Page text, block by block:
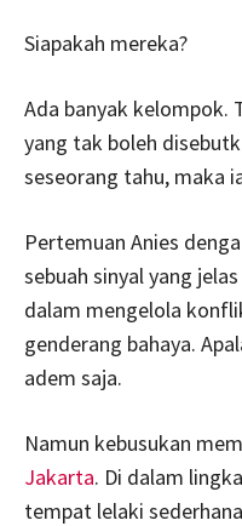
Siapakah mereka?
Ada banyak kelompok.
yang tak boleh
seseorang tahu, maka
Pertemuan Anies
sebuah sinyal yang
dalam mengelola
genderang bahaya.
adem saja.
Namun kebusukan
Jakarta. Di dalam
tempat lelaki